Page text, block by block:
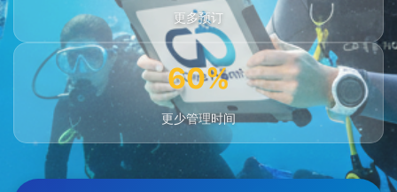
更多预订
60%
更少管理时间